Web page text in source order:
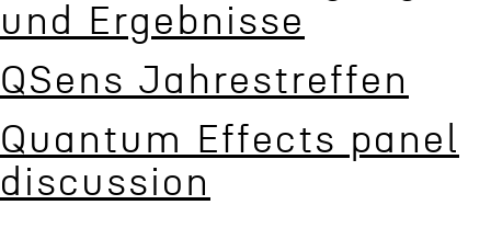
und Ergebnisse
QSens Jahre­str­e­f­fen
Quantum Effects panel
discussion